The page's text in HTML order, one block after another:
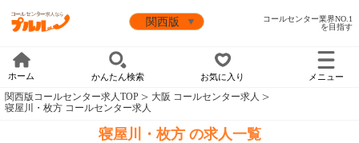
コールセンター業界NO.1
を目指す
ホーム かんたん検索 お気に入り メニュー
関西版コールセンター求人TOP
大阪 コールセンター求人
寝屋川・枚方 コールセンター求人
寝屋川・枚方 の求人一覧